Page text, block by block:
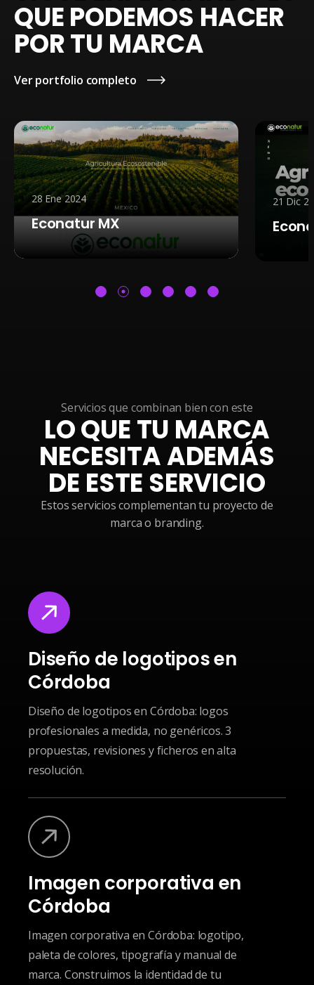
QUE PODEMOS HACER
POR TU MARCA
Ver portfolio completo
MX
21 Dic 2024
Econatur
Servicios que combinan bien con este
LO QUE TU MARCA
NECESITA ADEMÁS
DE ESTE SERVICIO
Estos servicios complementan tu proyecto de
marca o branding.
Diseño de logotipos en
Córdoba
Diseño de logotipos en Córdoba: logos
profesionales a medida, no genéricos. 3
propuestas, revisiones y ficheros en alta
resolución.
Imagen corporativa en
Córdoba
Imagen corporativa en Córdoba: logotipo,
paleta de colores, tipografía y manual de
marca. Construimos la identidad de tu